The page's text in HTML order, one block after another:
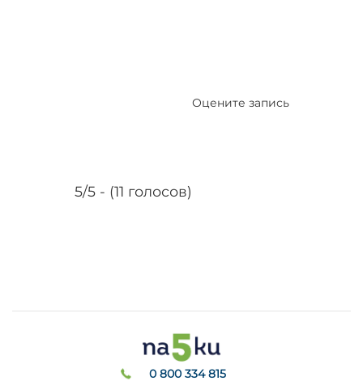
5/5 - (11 голосов)
Оцените запись
0 800 334 815